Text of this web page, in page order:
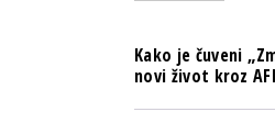
Kako je čuveni
novi život kroz